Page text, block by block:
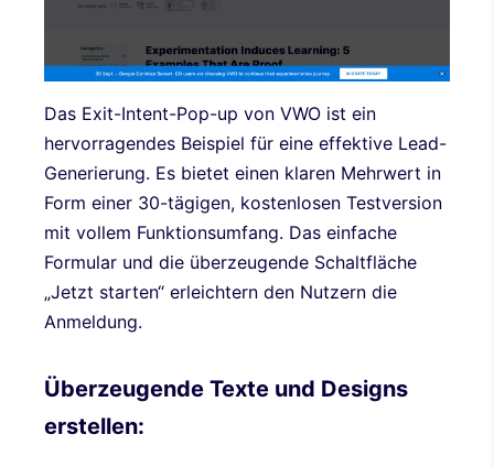
Das Exit-Intent-Pop-up von VWO ist ein
hervorragendes Beispiel für eine effektive Lead-
Generierung. Es bietet einen klaren Mehrwert in
Form einer 30-tägigen, kostenlosen Testversion
mit vollem Funktionsumfang. Das einfache
Formular und die überzeugende Schaltfläche
„Jetzt starten“ erleichtern den Nutzern die
Anmeldung.
Überzeugende Texte und Designs
erstellen: